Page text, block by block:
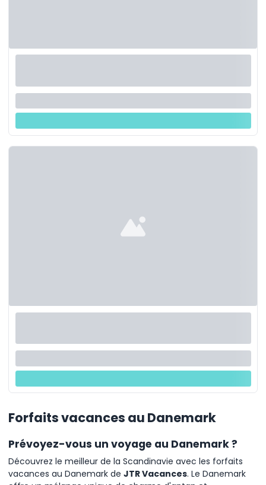
Forfaits vacances au Danemark
Prévoyez-vous un voyage au Danemark ?
Découvrez le meilleur de la Scandinavie avec les forfaits
vacances au Danemark de JTR Vacances. Le Danemark